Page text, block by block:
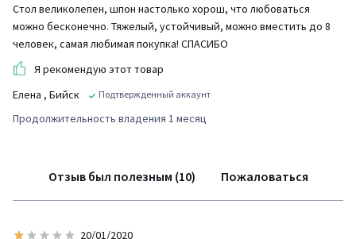
Стол великолепен, шпон настолько хорош, что любоваться
можно бесконечно. Тяжелый, устойчивый, можно вместить до 8
человек, самая любимая покупка! СПАСИБО
Я рекомендую этот товар
Елена , Бийск Подтвержденный аккаунт
Продолжительность владения 1 месяц
Отзыв был полезным (10) Пожаловаться
20/01/2020